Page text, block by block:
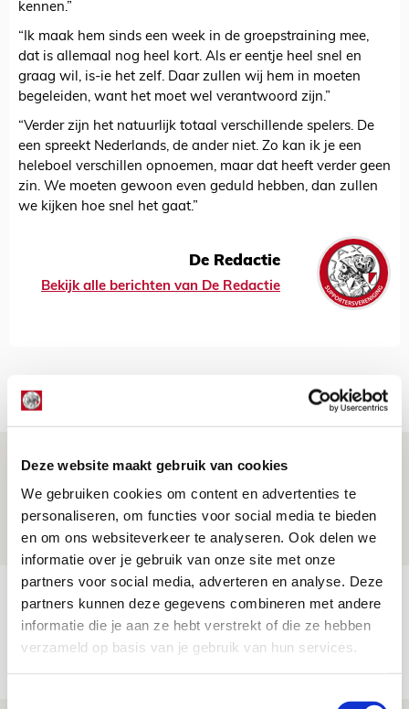
Deze website maakt gebruik van cookies
We gebruiken cookies om content en advertenties te
personaliseren, om functies voor social media te bieden
en om ons websiteverkeer te analyseren. Ook delen we
informatie over je gebruik van onze site met onze
partners voor social media, adverteren en analyse. Deze
partners kunnen deze gegevens combineren met andere
informatie die je aan ze hebt verstrekt of die ze hebben
verzameld op basis van je gebruik van hun services.
kennen.”
“Ik maak hem sinds een week in de groepstraining mee,
dat is allemaal nog heel kort. Als er eentje heel snel en
graag wil, is-ie het zelf. Daar zullen wij hem in moeten
begeleiden, want het moet wel verantwoord zijn.”
“Verder zijn het natuurlijk totaal verschillende spelers. De
een spreekt Nederlands, de ander niet. Zo kan ik je een
heleboel verschillen opnoemen, maar dat heeft verder geen
zin. We moeten gewoon even geduld hebben, dan zullen
we kijken hoe snel het gaat.”
De Redactie
Bekijk alle berichten van De Redactie
Net binnen //
Drie dingen die je moet weten over
Ajax - Shelbourne
06 AUGUSTUS 2026 - 09:33
NIEUWS
Ter Stegen over uitdagingen en
leidersrol bij Ajax
05 AUGUSTUS 2026 - 20:00
NIEUWS